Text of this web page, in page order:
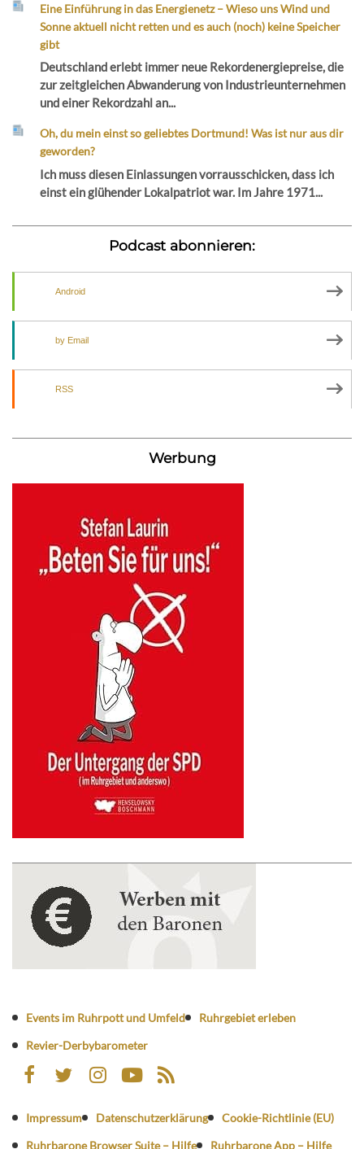
Eine Einführung in das Energienetz – Wieso uns Wind und
Sonne aktuell nicht retten und es auch (noch) keine Speicher
gibt
Deutschland erlebt immer neue Rekordenergiepreise, die
zur zeitgleichen Abwanderung von Industrieunternehmen
und einer Rekordzahl an...
Oh, du mein einst so geliebtes Dortmund! Was ist nur aus dir
geworden?
Ich muss diesen Einlassungen vorrausschicken, dass ich
einst ein glühender Lokalpatriot war. Im Jahre 1971...
Podcast abonnieren:
Android
by Email
RSS
Werbung
Events im Ruhrpott und Umfeld
Ruhrgebiet erleben
Revier-Derbybarometer
Impressum Datenschutzerklärung
Cookie-Richtlinie (EU)
Ruhrbarone Browser Suite – Hilfe
Ruhrbarone App – Hilfe